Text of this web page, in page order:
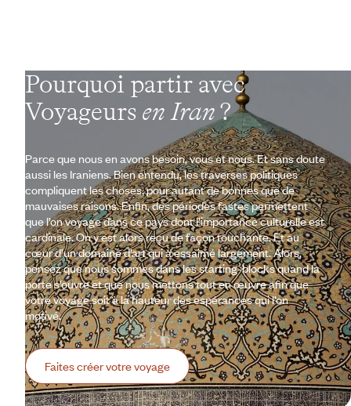
Pourquoi partir avec
Voyageurs en Iran?
Parce que nous en avons besoin, vous et nous. Et sans doute
aussi les Iraniens. Bien entendu, les traverses politiques
compliquent les choses, pour autant de bonnes que de
mauvaises raisons. Enfin, des périodes fastes permettent
que l’on voyage dans ce pays dont l’importance culturelle est
cardinale. On y est alors reçu de façon touchante. Et au
cœur d’un domaine d’art qui a essaimé largement. Alors,
pensez que nous sommes dans les starting-blocks quand la
porte s’ouvre et que nous mettons tout en œuvre afin que
votre voyage soit à la hauteur des espérances qui l’on
motivé.
Faites créer votre voyage